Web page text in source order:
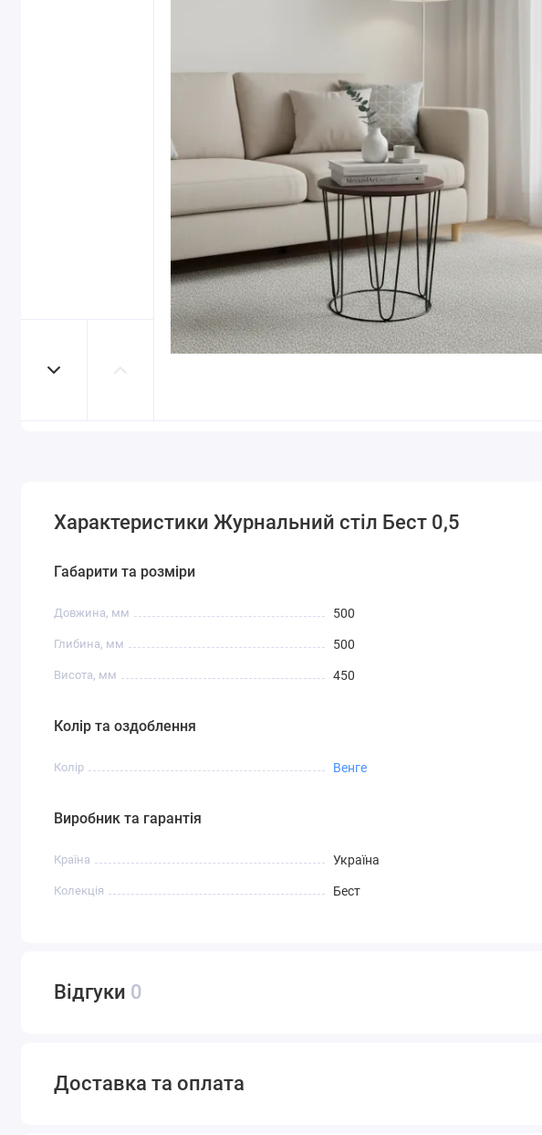
Характеристики Журнальний стіл Бест 0,5
Габарити та розміри
Довжина, мм 500
Глибина, мм 500
Висота, мм 450
Колір та оздоблення
Колір Венге
Виробник та гарантія
Країна Україна
Колекція Бест
Відгуки 0
Доставка та оплата